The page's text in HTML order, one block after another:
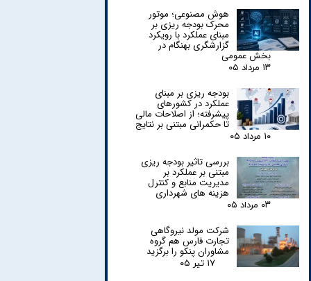
هوش مصنوعی؛ موتور
محرک بودجه ریزی بر
مبنای عملکرد با رویکرد
گزارشگری بهنگام در
بخش عمومی
۱۳ مرداد ۰۵
بودجه ریزی بر مبنای
عملکرد در کشورهای
پیشرفته؛ از اصلاحات مالی
تا حکمرانی مبتنی بر نتایج
۱۰ مرداد ۰۵
بررسی تاثیر بودجه ریزی
مبتنی بر عملکرد بر
مدیریت منابع و کنترل
هزینه های شهرداری
۰۳ مرداد ۰۵
شرکت مولد نیروگاهی
تجارت فارس هم گروه
مشاوران پنکو را برگزید
۱۷ تیر ۰۵